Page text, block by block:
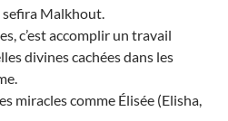
sefira Malkhout.
c’est accomplir un travail
divines cachées dans les
miracles comme Élisée (Elisha,